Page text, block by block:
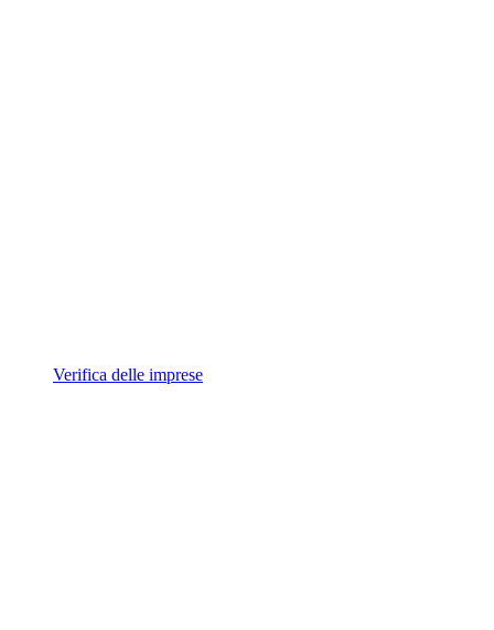
Verifica delle imprese